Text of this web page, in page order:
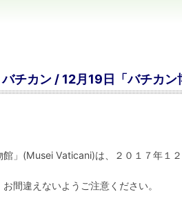
チカン / 12月19日「バチカン
館」(Musei Vaticani)は、２０１７年１
間違えないようご注意ください。